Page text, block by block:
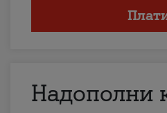
Надополни